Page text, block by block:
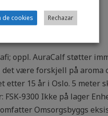
oppl. AuraCalf støtter
være forskjell på aroma
15 år i Oslo. 5 meter
9300 Ikke på lager
Omsorgsbyggs
de cookies Rechazar